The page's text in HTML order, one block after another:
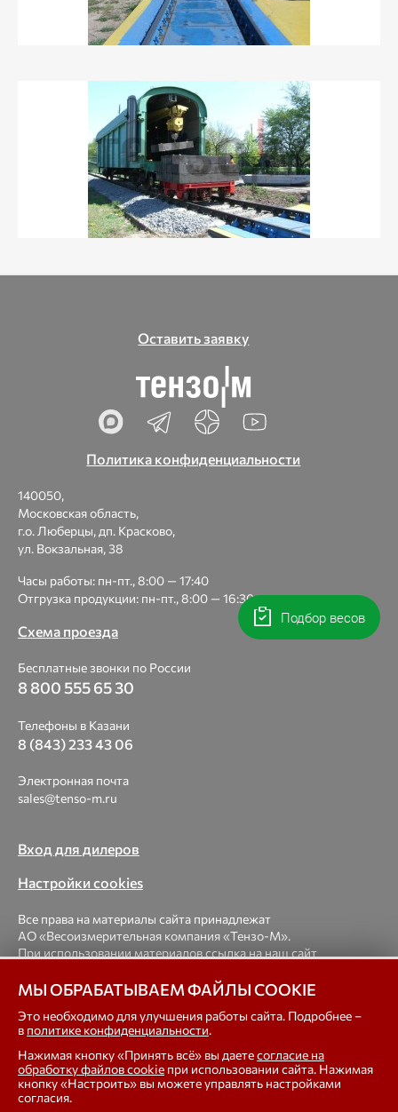
Оставить заявку
Политика конфиденциальности
140050,
Московская область,
г.о. Люберцы, дп. Красково,
ул. Вокзальная, 38
Часы работы: пн-пт., 8:00 — 17:40
Отгрузка продукции: пн-пт., 8:00 — 16:30
Схема проезда
Бесплатные звонки по России
8 800 555 65 30
Телефоны в Казани
8 (843) 233 43 06
Электронная почта
sales@tenso-m.ru
Вход для дилеров
Настройки cookies
Все права на материалы сайта принадлежат
АО «Весоизмерительная компания «Тензо-М».
При использовании материалов ссылка на наш сайт
© 1998-2026 Весоизмерительная компания «Тензо-М» —
платформенные, крановые, вагонные, бункерные,
автомобильные весы, весовые дозаторы для фасовки,
тензодатчики
МЫ ОБРАБАТЫВАЕМ ФАЙЛЫ COOKIE
Это необходимо для улучшения работы сайта. Подробнее –
в политике конфиденциальности.
Нажимая кнопку «Принять всё» вы даетесогласие на
обработку файлов cookie при использовании сайта. Нажимая
кнопку «Настроить» вы можете управлять настройками
согласия.
Подбор весов